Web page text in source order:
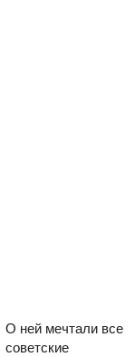
О ней мечтали все
советские